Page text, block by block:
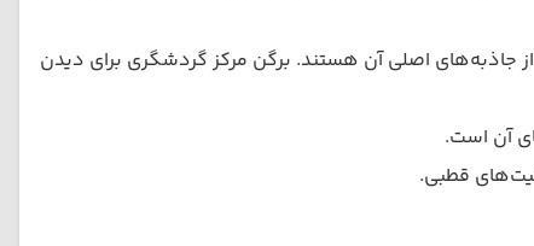
برگن: شهر بندری و دروازه فیوردها، معروف به “دروازه به سوی طبیعت”. خانه‌های رنگی Bryggen، بازار ماهی و تله‌کابین Floibanen از جاذبه‌های اصلی آن هستند. برگن مرکز گردشگری برای دیدن